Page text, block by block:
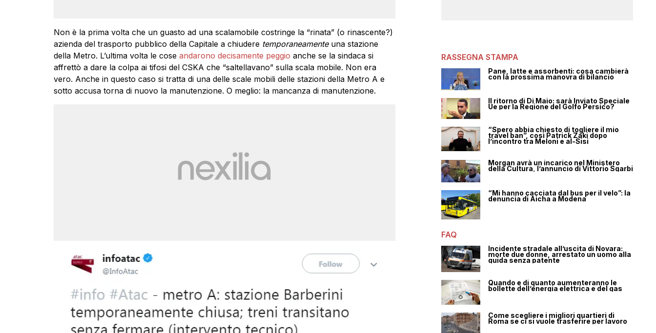
Non è la prima volta che un guasto ad una scalamobile costringe la “rinata” (o rinascente?)
azienda del trasporto pubblico della Capitale a chiudere temporaneamente una stazione
della Metro. L’ultima volta le cose andarono decisamente peggio anche se la sindaca si
affrettò a dare la colpa ai tifosi del CSKA che “saltellavano” sulla scala mobile. Non era
vero. Anche in questo caso si tratta di una delle scale mobili delle stazioni della Metro A e
sotto accusa torna di nuovo la manutenzione. O meglio: la mancanza di manutenzione.
RASSEGNA STAMPA
Pane, latte e assorbenti: cosa cambierà
con la prossima manovra di bilancio
Il ritorno di Di Maio: sarà Inviato Speciale
Ue per la Regione del Golfo Persico?
“Spero abbia chiesto di togliere il mio
travel ban”, così Patrick Zaki dopo
l’incontro tra Meloni e al-Sisi
Morgan avrà un incarico nel Ministero
della Cultura, l’annuncio di Vittorio Sgarbi
“Mi hanno cacciata dal bus per il velo”: la
denuncia di Aicha a Modena
FAQ
Incidente stradale all’uscita di Novara:
morte due donne, arrestato un uomo alla
guida senza patente
Quando e di quanto aumenteranno le
bollette dell’energia elettrica e del gas
Come scegliere i migliori quartieri di
Roma se ci si vuole trasferire per lavoro